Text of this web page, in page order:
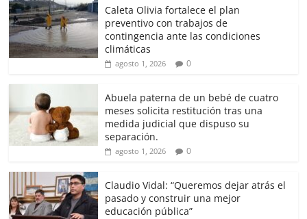
Caleta Olivia fortalece el plan
preventivo con trabajos de
contingencia ante las condiciones
climáticas
agosto 1, 2026 0
Abuela paterna de un bebé de cuatro
meses solicita restitución tras una
medida judicial que dispuso su
separación.
agosto 1, 2026 0
Claudio Vidal: “Queremos dejar atrás el
pasado y construir una mejor
educación pública”